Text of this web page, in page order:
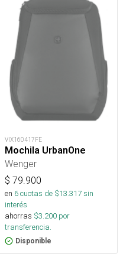
VIX160417FE
Mochila UrbanOne
Wenger
$ 79.900
en 6cuotas de $13.317sin
interés
ahorras $3.200 por
transferencia.
Disponible